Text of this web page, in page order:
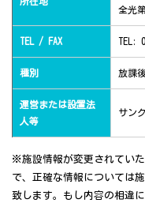
全光
TEL / FAX TEL:
種別 放課
運営または設置法
人等
サン
※施設情報が変更されてい
で、正確な情報については
致します。もし内容の相違